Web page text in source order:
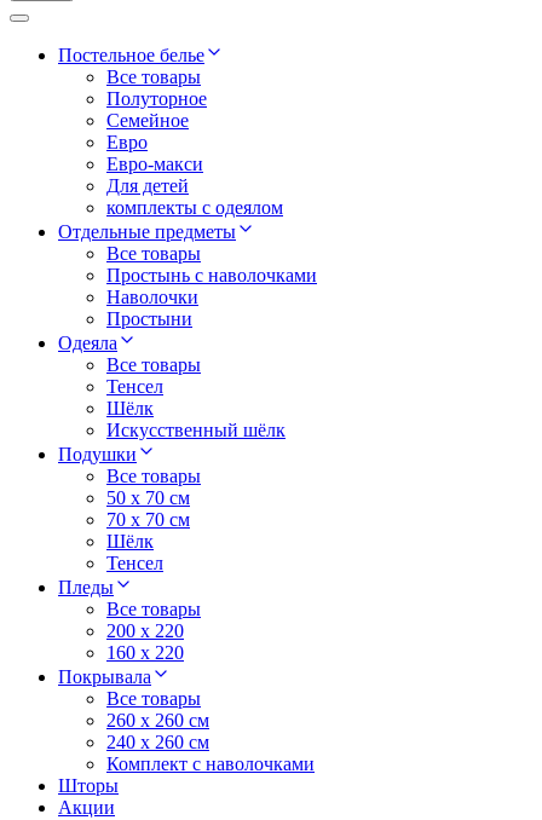
Постельное белье
Все товары
Полуторное
Семейное
Евро
Евро-макси
Для детей
комплекты с одеялом
Отдельные предметы
Все товары
Простынь с наволочками
Наволочки
Простыни
Одеяла
Все товары
Тенсел
Шёлк
Искусственный шёлк
Подушки
Все товары
50 x 70 см
70 x 70 см
Шёлк
Тенсел
Пледы
Все товары
200 х 220
160 х 220
Покрывала
Все товары
260 x 260 см
240 х 260 см
Комплект с наволочками
Шторы
Акции